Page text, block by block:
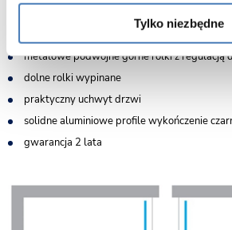
Tylko niezbędne
kryte mocowania profili przyściennych
metalowe podwójne górne rolki z regulacją
dolne rolki wypinane
praktyczny uchwyt drzwi
solidne aluminiowe profile wykończenie
gwarancja 2 lata